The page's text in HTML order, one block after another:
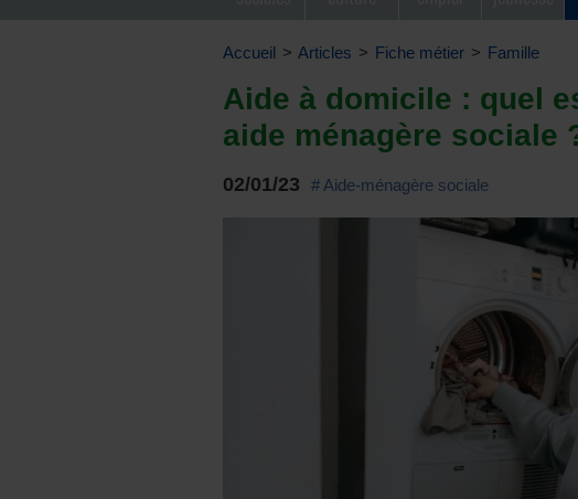
Accueil > Articles > Fiche métier > Famille
Aide à domicile : quel
aide ménagère sociale
02/01/23 # Aide-ménagère sociale